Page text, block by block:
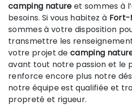
camping nature et sommes à
besoins. Si vous habitez à Fort-
sommes à votre disposition
transmettre les
votre projet decamping
avant tout notre passion et le
renforce encore plus notre
notre équipe est qualifiée et
propreté et rigueur.